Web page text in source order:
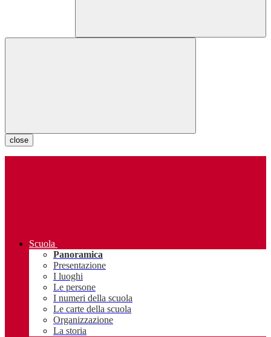
close
Scuola
Panoramica
Presentazione
I luoghi
Le persone
I numeri della scuola
Le carte della scuola
Organizzazione
La storia